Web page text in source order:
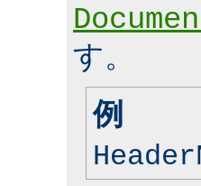
す。
例